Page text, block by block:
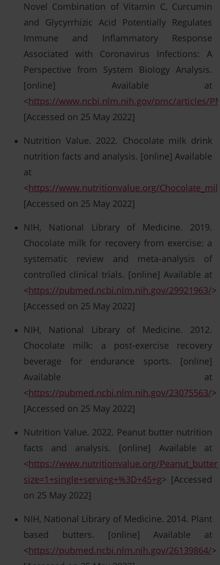
Novel Combination of Vitamin C, Curcumin
and Glycyrrhizic Acid Potentially Regulates
Immune and Inflammatory Response
Associated with Coronavirus Infections: A
Perspective from System Biology Analysis.
[online] Available at
<https://www.ncbi.nlm.nih.gov/pmc/articles/
[Accessed on 25 May 2022]
Nutrition Value. 2022. Chocolate milk drink
nutrition facts and analysis. [online] Available
at
<https://www.nutritionvalue.org/
[Accessed on 25 May 2022]
NIH, National Library of Medicine. 2019.
Chocolate milk for recovery from exercise: a
systematic review and meta-analysis of
controlled clinical trials. [online] Available at
<https://pubmed.ncbi.nlm.nih.gov/29921963/>
[Accessed on 25 May 2022]
NIH, National Library of Medicine. 2012.
Chocolate milk: a post-exercise recovery
beverage for endurance sports. [online]
Available at
<https://pubmed.ncbi.nlm.nih.gov/23075563/>
[Accessed on 25 May 2022]
Nutrition Value. 2022. Peanut butter nutrition
facts and analysis. [online] Available at
<https://www.nutritionvalue.org/
size=1+single+serving+%3D+45+g> [Accessed
on 25 May 2022]
NIH, National Library of Medicine. 2014. Plant
based butters. [online] Available at
<https://pubmed.ncbi.nlm.nih.gov/26139864/>